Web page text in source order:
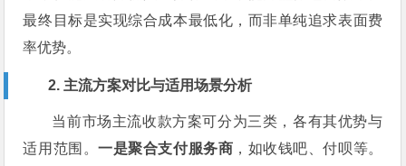
最终目标是实现综合成本最低化，而非单纯追求表面费
率优势。
2. 主流方案对比与适用场景分析
当前市场主流收款方案可分为三类，各有其优势与
适用范围。一是聚合支付服务商 ，如收钱吧、付呗等。